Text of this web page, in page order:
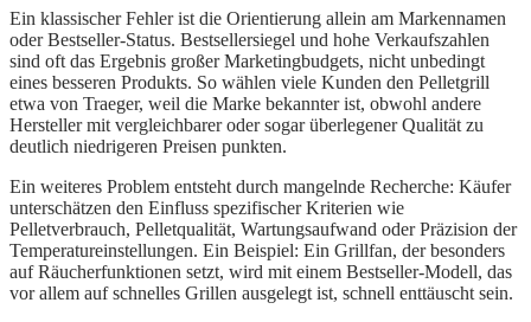
Ein klassischer Fehler ist die Orientierung allein am Markennamen
oder Bestseller-Status. Bestsellersiegel und hohe Verkaufszahlen
sind oft das Ergebnis großer Marketingbudgets, nicht unbedingt
eines besseren Produkts. So wählen viele Kunden den Pelletgrill
etwa von Traeger, weil die Marke bekannter ist, obwohl andere
Hersteller mit vergleichbarer oder sogar überlegener Qualität zu
deutlich niedrigeren Preisen punkten.
Ein weiteres Problem entsteht durch mangelnde Recherche: Käufer
unterschätzen den Einfluss spezifischer Kriterien wie
Pelletverbrauch, Pelletqualität, Wartungsaufwand oder Präzision der
Temperatureinstellungen. Ein Beispiel: Ein Grillfan, der besonders
auf Räucherfunktionen setzt, wird mit einem Bestseller-Modell, das
vor allem auf schnelles Grillen ausgelegt ist, schnell enttäuscht sein.